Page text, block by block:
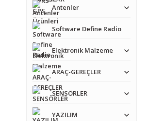
Antenler
Software Define Radio
Elektronik Malzeme
ARAÇ-GEREÇLER
SENSÖRLER
YAZILIM